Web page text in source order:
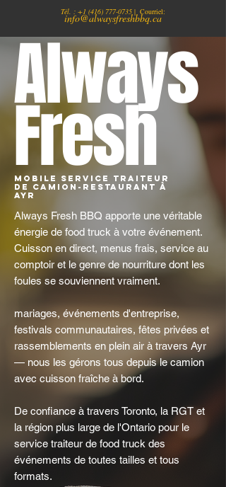
Tél. : +1 (416) 777-0735 | Courriel:
info@alwaysfreshbbq.ca
Always
Fresh
Mobile Service traiteur
de camion-restaurant à
Ayr
Always Fresh BBQ apporte une véritable
énergie de food truck à votre événement.
Cuisson en direct, menus frais, service au
comptoir et le genre de nourriture dont les
foules se souviennent vraiment.
mariages, événements d'entreprise,
festivals communautaires, fêtes privées et
rassemblements en plein air à travers Ayr
— nous les gérons tous depuis le camion
avec cuisson fraîche à bord.
De confiance à travers Toronto, la RGT et
la région plus large de l'Ontario pour le
service traiteur de food truck des
événements de toutes tailles et tous
formats.